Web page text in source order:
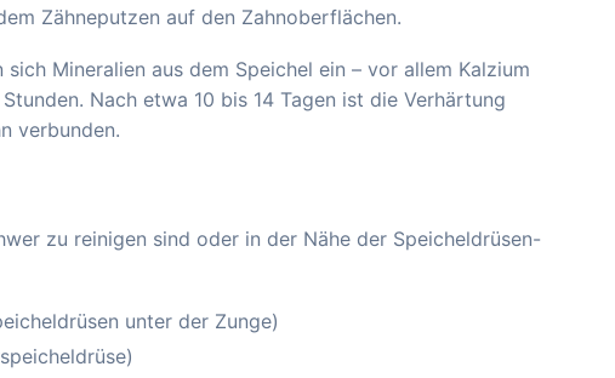
Zähneputzen auf den Zahnoberflächen.
Mineralien aus dem Speichel ein – vor allem Kalzium
Nach etwa 10 bis 14 Tagen ist die Verhärtung
verbunden.
zu reinigen sind oder in der Nähe der Speicheldrüsen-
unter der Zunge)